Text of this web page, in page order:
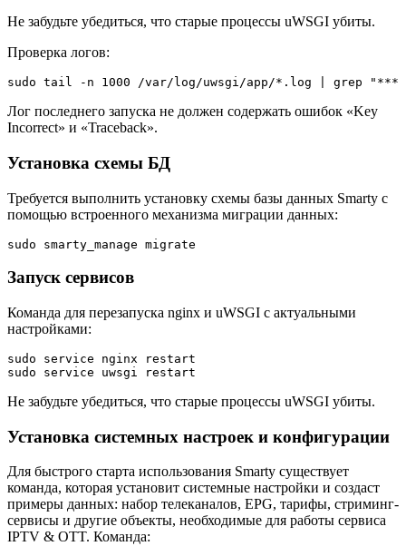
Не забудьте убедиться, что старые процессы uWSGI убиты.
Проверка логов:
sudo tail -n 1000 /var/log/uwsgi/app/*.log | grep "***
Лог последнего запуска не должен содержать ошибок «Key
Incorrect» и «Traceback».
Установка схемы БД
Требуется выполнить установку схемы базы данных Smarty с
помощью встроенного механизма миграции данных:
sudo smarty_manage migrate
Запуск сервисов
Команда для перезапуска nginx и uWSGI с актуальными
настройками:
sudo service nginx restart
sudo service uwsgi restart
Не забудьте убедиться, что старые процессы uWSGI убиты.
Установка системных настроек и конфигурации
Для быстрого старта использования Smarty существует
команда, которая установит системные настройки и создаст
примеры данных: набор телеканалов, EPG, тарифы, стриминг-
сервисы и другие объекты, необходимые для работы сервиса
IPTV & OTT. Команда: